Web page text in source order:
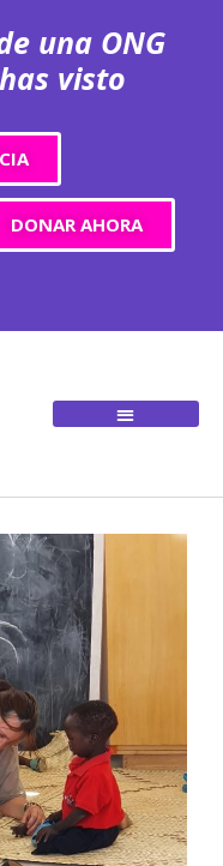
una ONG
visto
DONAR AHORA